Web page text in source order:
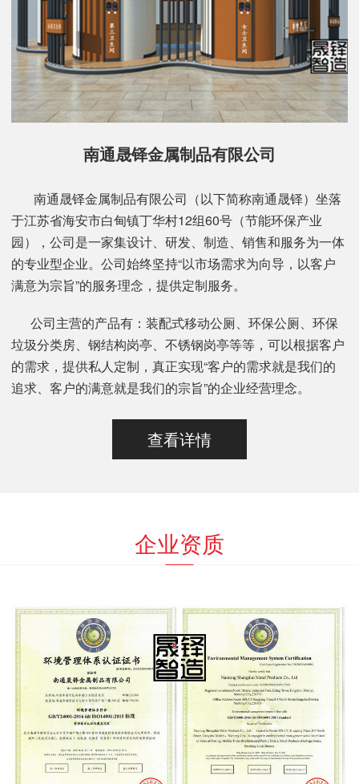
南通晟铎金属制品有限公司
南通晟铎金属制品有限公司（以下简称南通晟铎）坐落
于江苏省海安市白甸镇丁华村12组60号（节能环保产业
园），公司是一家集设计、研发、制造、销售和服务为一体
的专业型企业。公司始终坚持“以市场需求为向导，以客户
满意为宗旨”的服务理念，提供定制服务。
公司主营的产品有：装配式移动公厕、环保公厕、环保
垃圾分类房、钢结构岗亭、不锈钢岗亭等等，可以根据客户
的需求，提供私人定制，真正实现“客户的需求就是我们的
追求、客户的满意就是我们的宗旨”的企业经营理念。
查看详情
企业资质